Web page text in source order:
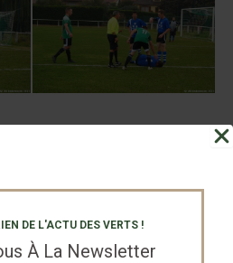
DE L'ACTU DES VERTS !
À La Newsletter
SUIVANT